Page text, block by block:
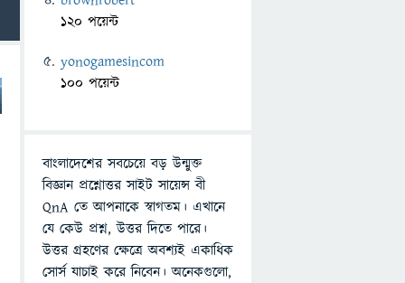
120 পয়েন্ট
yonogamesincom
100 পয়েন্ট
বাংলাদেশের সবচেয়ে বড় উন্মুক্ত
বিজ্ঞান প্রশ্নোত্তর সাইট সায়েন্স বী
QnA তে আপনাকে স্বাগতম। এখানে
যে কেউ প্রশ্ন, উত্তর দিতে পারে।
উত্তর গ্রহণের ক্ষেত্রে অবশ্যই একাধিক
সোর্স যাচাই করে নিবেন। অনেকগুলো,